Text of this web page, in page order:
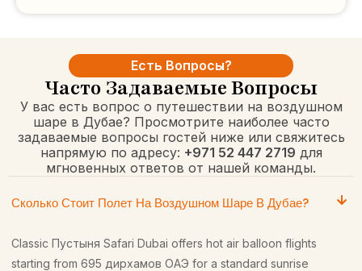
Есть Вопросы?
Часто Задаваемые Вопросы
У вас есть вопрос о путешествии на воздушном
шаре в Дубае? Просмотрите наиболее часто
задаваемые вопросы гостей ниже или свяжитесь
напрямую по адресу: +971 52 447 2719 для
мгновенных ответов от нашей команды.
Сколько Стоит Полет На Воздушном Шаре В Дубае?
Classic Пустыня Safari Dubai offers hot air balloon flights
starting from 695 дирхамов ОАЭ for a standard sunrise